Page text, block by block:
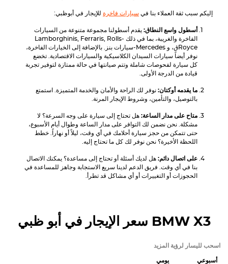
إليكم سبب ثقة العملاء بنا في سيارات فاخرة للإيجار في أبوظبي:
أسطول واسع النطاق: يقدم أسطولنا مجموعة متنوعة من السيارات
الفاخرة والغريبة، بما في ذلك
Lamborghinis, Ferraris,
Rolls-
Royceق، و Mercedes -سيارات بنز. بالإضافة إلى الخيارات الفاخرة،
نوفر أيضاً سيارات السيدان الكلاسيكية والسيارات الاقتصادية. تخضع
كل سيارة لفحوصات شاملة وتتم صيانتها في حالة ممتازة لتوفير تجربة
قيادة من الدرجة الأولى.
ما يقدمه أوكتان: نوفر لك الراحة والأمان والخدمة المتميزة. استمتع
بالتوصيل، والتأمين، وشروط الإيجار المرنة.
متاح على مدار الساعة: هل تحتاج إلى سيارة على وجه السرعة؟ لا
مشكلة. نحن نضمن لك التوافر على مدار الساعة وطوال أيام الأسبوع،
حتى تتمكن من حجز سيارة أحلامك في أي وقت، ليلاً أو نهاراً. خطط
اللحظة الأخيرة؟ نحن نوفر لك كل ما تحتاج إليه.
على اتصال دائم: هل لديك أسئلة أو تحتاج إلى مساعدة؟ يمكنك الاتصال
بنا في أي وقت. فريق الدعم لدينا سريع الاستجابة وجاهز للمساعدة في
الحجوزات أو التغييرات أو أي مشاكل قد تطرأ.
BMW X3 سعر الإيجار في أبو ظبي
اسحب لليسار لرؤية المزيد
يومي أسبوعي